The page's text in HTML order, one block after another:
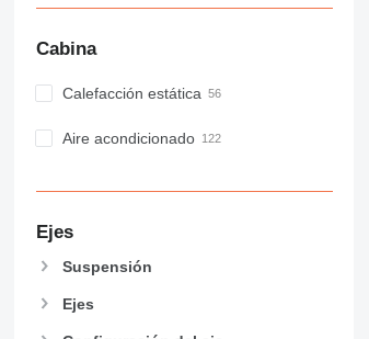
Cabina
Calefacción estática
Aire acondicionado
Ejes
Suspensión
Ejes